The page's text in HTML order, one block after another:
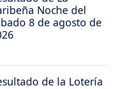
Noche del
8 de agosto de
de la Lotería